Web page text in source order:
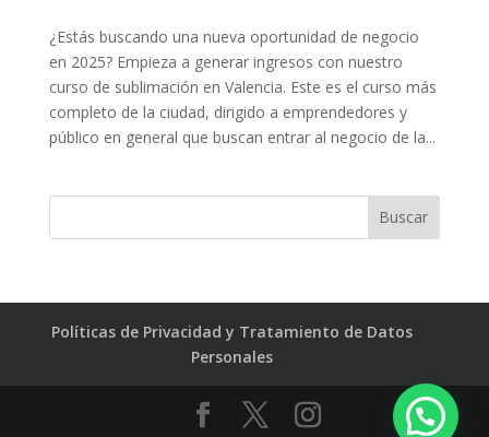
¿Estás buscando una nueva oportunidad de negocio
en 2025? Empieza a generar ingresos con nuestro
curso de sublimación en Valencia. Este es el curso más
completo de la ciudad, dirigido a emprendedores y
público en general que buscan entrar al negocio de la...
Políticas de Privacidad y Tratamiento de Datos
Personales